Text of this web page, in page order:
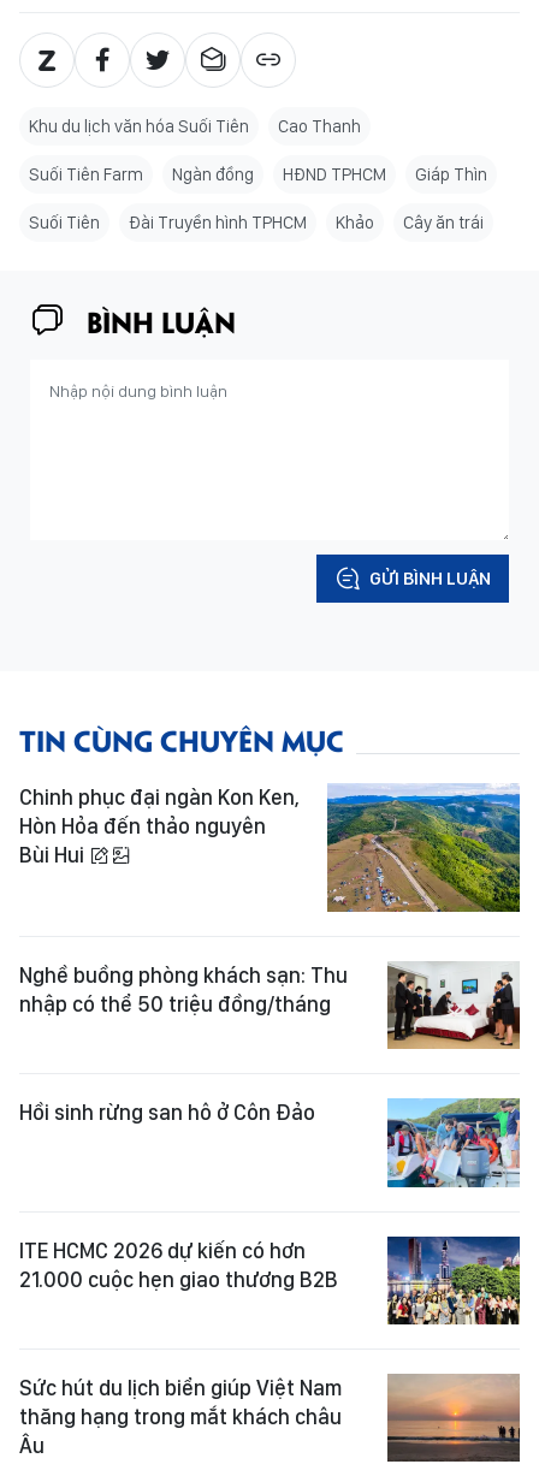
Khu du lịch văn hóa Suối Tiên Cao Thanh
Suối Tiên Farm Ngàn đồng HĐND TPHCM Giáp Thìn
Suối Tiên Đài Truyền hình TPHCM Khảo Cây ăn trái
BÌNH LUẬN
GỬI BÌNH LUẬN
TIN CÙNG CHUYÊN MỤC
Chinh phục đại ngàn Kon Ken,
Hòn Hỏa đến thảo nguyên
Bùi Hui
Nghề buồng phòng khách sạn: Thu
nhập có thể 50 triệu đồng/tháng
Hồi sinh rừng san hô ở Côn Đảo
ITE HCMC 2026 dự kiến có hơn
21.000 cuộc hẹn giao thương B2B
Sức hút du lịch biển giúp Việt Nam
thăng hạng trong mắt khách châu
Âu